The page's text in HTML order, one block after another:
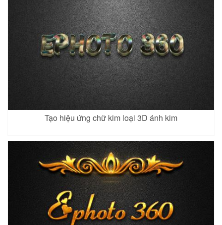
Tạo hiệu ứng chữ kim loại 3D ánh kim